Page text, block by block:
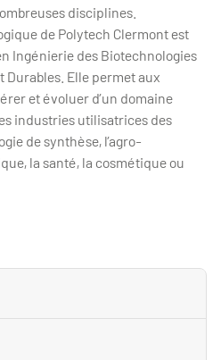
disciplines.
de Polytech Clermont est
Ingénierie des Biotechnologies
Elle permet aux
et évoluer d’un domaine
industries utilisatrices des
de synthèse, l’agro-
la santé, la cosmétique ou